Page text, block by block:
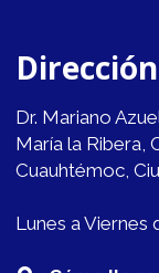
Dirección
Dr. Mariano
María la Ribera,
Cuauhtémoc,
Lunes a Viernes